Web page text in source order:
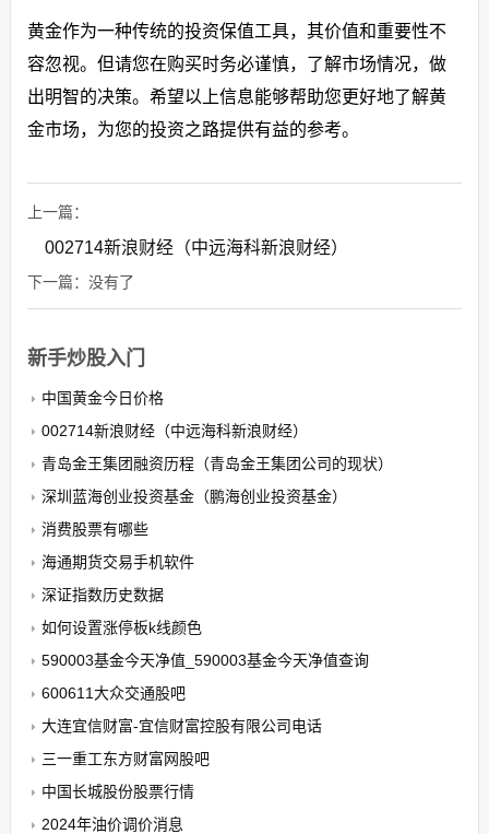
黄金作为一种传统的投资保值工具，其价值和重要性不
容忽视。但请您在购买时务必谨慎，了解市场情况，做
出明智的决策。希望以上信息能够帮助您更好地了解黄
金市场，为您的投资之路提供有益的参考。
上一篇：
002714新浪财经（中远海科新浪财经）
下一篇：没有了
新手炒股入门
中国黄金今日价格
002714新浪财经（中远海科新浪财经）
青岛金王集团融资历程（青岛金王集团公司的现状）
深圳蓝海创业投资基金（鹏海创业投资基金）
消费股票有哪些
海通期货交易手机软件
深证指数历史数据
如何设置涨停板k线颜色
590003基金今天净值_590003基金今天净值查询
600611大众交通股吧
大连宜信财富-宜信财富控股有限公司电话
三一重工东方财富网股吧
中国长城股份股票行情
2024年油价调价消息